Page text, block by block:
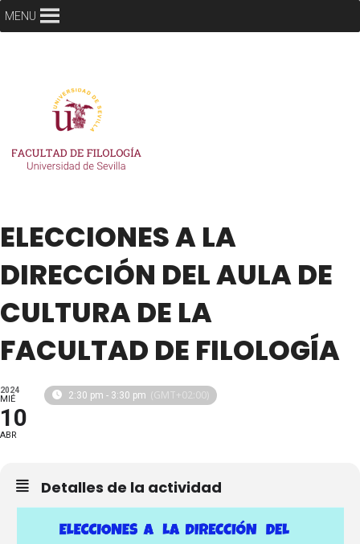
MENU
ELECCIONES A LA
DIRECCIÓN DEL AULA DE
CULTURA DE LA
FACULTAD DE FILOLOGÍA
2024
MIÉ
10
ABR
2:30 pm - 3:30 pm (GMT+02:00)
Detalles de la actividad